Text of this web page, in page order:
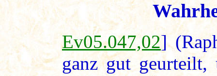
Ev05.047,02]
ganz gut geurteilt,